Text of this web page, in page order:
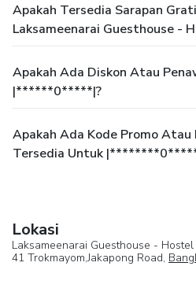
Apakah Tersedia Sarapan
Laksameenarai Guesthouse -
Apakah Ada Diskon Atau
|******0*****|?
Apakah Ada Kode Promo Atau
Tersedia Untuk
Lokasi
Laksameenarai Guesthouse - Hostel
41 Trokmayom,Jakapong Road,